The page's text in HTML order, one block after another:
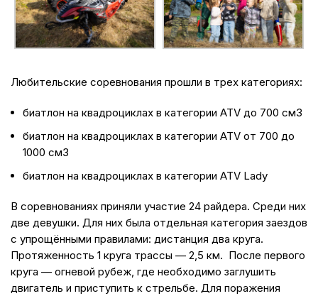
Любительские соревнования прошли в трех категориях:
биатлон на квадроциклах в категории ATV до 700 см3
биатлон на квадроциклах в категории ATV от 700 до
1000 см3
биатлон на квадроциклах в категории ATV Lady
В соревнованиях приняли участие 24 райдера. Среди них
две девушки. Для них была отдельная категория заездов
с упрощёнными правилами: дистанция два круга.
Протяженность 1 круга трассы — 2,5 км. После первого
круга — огневой рубеж, где необходимо заглушить
двигатель и приступить к стрельбе. Для поражения